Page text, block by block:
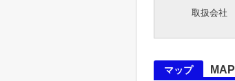
取扱会社
マップ MAP